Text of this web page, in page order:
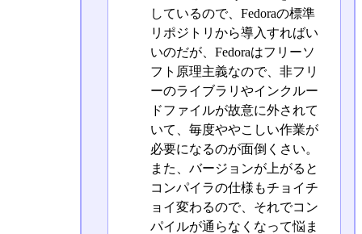
しているので、Fedoraの標準
リポジトリから導入すればい
いのだが、Fedoraはフリーソ
フト原理主義なので、非フリ
ーのライブラリやインクルー
ドファイルが故意に外されて
いて、毎度ややこしい作業が
必要になるのが面倒くさい。
また、バージョンが上がると
コンパイラの仕様もチョイチ
ョイ変わるので、それでコン
パイルが通らなくなって悩ま